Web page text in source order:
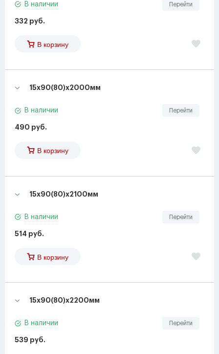
Перейти
В наличии
332 руб.
В корзину
15х90(80)х2000мм
Перейти
В наличии
490 руб.
В корзину
15х90(80)х2100мм
Перейти
В наличии
514 руб.
В корзину
15х90(80)х2200мм
Перейти
В наличии
539 руб.